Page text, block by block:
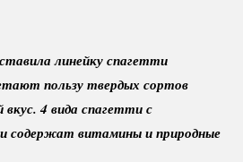
линейку спагетти
пользу твердых сортов
4 вида спагетти с
содержат витамины и природные